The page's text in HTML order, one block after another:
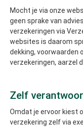
Mocht je via onze
geen sprake van
verzekeringen via
websites is daarom
dekking,
verzekeringen, aarzel
Zelf
Omdat je ervoor kiest
verzekering zelf via